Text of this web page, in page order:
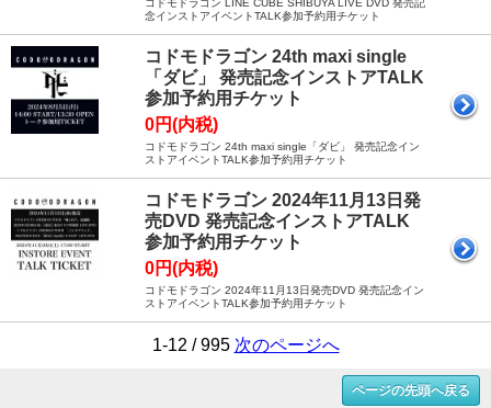
コドモドラゴン LINE CUBE SHIBUYA LIVE DVD 発売記
念インストアイベントTALK参加予約用チケット
コドモドラゴン 24th maxi single
「ダビ」 発売記念インストアTALK
参加予約用チケット
0円(内税)
コドモドラゴン 24th maxi single「ダビ」 発売記念イン
ストアイベントTALK参加予約用チケット
コドモドラゴン 2024年11月13日発
売DVD 発売記念インストアTALK
参加予約用チケット
0円(内税)
コドモドラゴン 2024年11月13日発売DVD 発売記念イン
ストアイベントTALK参加予約用チケット
1-12 / 995 次のページへ
ページの先頭へ戻る